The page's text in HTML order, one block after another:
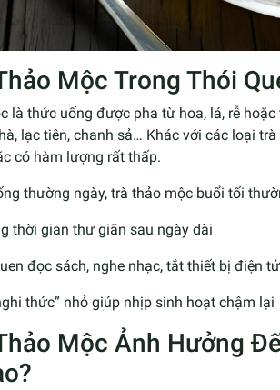
Mộc Trong Thói
là thức uống được pha từ hoa, lá, rễ
lạc tiên, chanh sả… Khác với các loại
có hàm lượng rất thấp.
thường ngày, trà thảo mộc buổi tối
thời gian thư giãn sau ngày dài
đọc sách, nghe nhạc, tắt thiết bị điện tử
thức” nhỏ giúp nhịp sinh hoạt chậm lại
Mộc Ảnh Hưởng